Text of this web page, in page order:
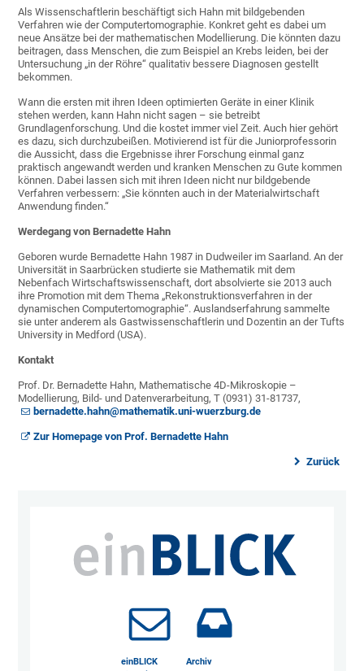
Als Wissenschaftlerin beschäftigt sich Hahn mit bildgebenden
Verfahren wie der Computertomographie. Konkret geht es dabei um
neue Ansätze bei der mathematischen Modellierung. Die könnten dazu
beitragen, dass Menschen, die zum Beispiel an Krebs leiden, bei der
Untersuchung „in der Röhre“ qualitativ bessere Diagnosen gestellt
bekommen.
Wann die ersten mit ihren Ideen optimierten Geräte in einer Klinik
stehen werden, kann Hahn nicht sagen – sie betreibt
Grundlagenforschung. Und die kostet immer viel Zeit. Auch hier gehört
es dazu, sich durchzubeißen. Motivierend ist für die Juniorprofessorin
die Aussicht, dass die Ergebnisse ihrer Forschung einmal ganz
praktisch angewandt werden und kranken Menschen zu Gute kommen
können. Dabei lassen sich mit ihren Ideen nicht nur bildgebende
Verfahren verbessern: „Sie könnten auch in der Materialwirtschaft
Anwendung finden.“
Werdegang von Bernadette Hahn
Geboren wurde Bernadette Hahn 1987 in Dudweiler im Saarland. An der
Universität in Saarbrücken studierte sie Mathematik mit dem
Nebenfach Wirtschaftswissenschaft, dort absolvierte sie 2013 auch
ihre Promotion mit dem Thema „Rekonstruktionsverfahren in der
dynamischen Computertomographie“. Auslandserfahrung sammelte
sie unter anderem als Gastwissenschaftlerin und Dozentin an der Tufts
University in Medford (USA).
Kontakt
Prof. Dr. Bernadette Hahn, Mathematische 4D-Mikroskopie –
Modellierung, Bild- und Datenverarbeitung, T (0931) 31-81737,
bernadette.hahn@mathematik.uni-wuerzburg.de
Zur Homepage von Prof. Bernadette Hahn
Zurück
einBLICK
Archiv